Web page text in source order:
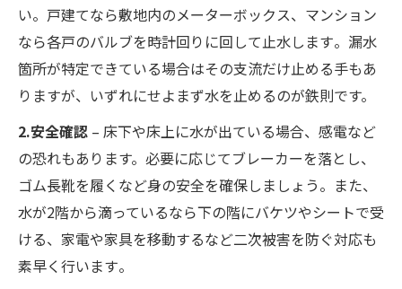
削らず根から徹底除去！
まとめ：早期発見・早期対応＋プロの力で安心
な住まいに
い。戸建てなら敷地内のメーターボックス、マンション
なら各戸のバルブを時計回りに回して止水します​。漏水
箇所が特定できている場合はその支流だけ止める手もあ
りますが、いずれにせよまず水を止めるのが鉄則です。
2.安全確認 – 床下や床上に水が出ている場合、感電など
の恐れもあります。必要に応じてブレーカーを落とし、
ゴム長靴を履くなど身の安全を確保しましょう​。また、
水が2階から滴っているなら下の階にバケツやシートで受
ける、家電や家具を移動するなど二次被害を防ぐ対応も
素早く行います​。